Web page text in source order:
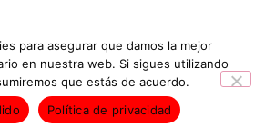
para asegurar que damos la mejor
en nuestra web. Si sigues utilizando
que estás de acuerdo.
Política de privacidad